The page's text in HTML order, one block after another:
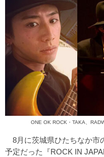
ONE OK ROCK・TAKA、
8月に茨城県ひたちなか市
予定だった『ROCK IN